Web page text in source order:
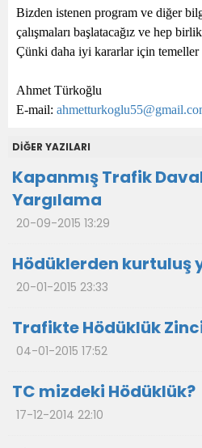
Bizden istenen program ve diğer
çalışmaları başlatacağız ve hep
Çünki daha iyi kararlar için temeller
Ahmet Türkoğlu
E-mail:
DİĞER YAZILARI
Kapanmış Trafik
Yargılama
20-09-2015 13:29
Hödüklerden kurtuluş
20-01-2015 23:33
Trafikte Hödüklük
04-01-2015 17:52
TC mizdeki Hödüklük?
17-12-2014 22:10